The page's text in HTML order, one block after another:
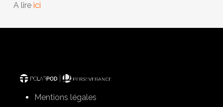
A lire ici
Mentions légales